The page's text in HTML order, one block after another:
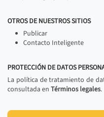
OTROS DE NUESTROS SITIOS
Publicar
Contacto Inteligente
PROTECCIÓN DE DATOS
La política de tratamiento de
consultada en Términos legales.